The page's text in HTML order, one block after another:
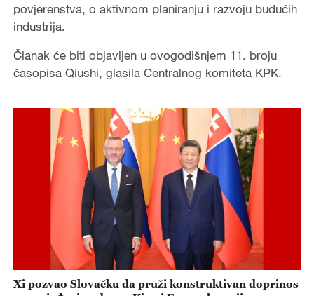
povjerenstva, o aktivnom planiranju i razvoju budućih
industrija.
Članak će biti objavljen u ovogodišnjem 11. broju
časopisa Qiushi, glasila Centralnog komiteta KPK.
Xi pozvao Slovačku da pruži konstruktivan doprinos